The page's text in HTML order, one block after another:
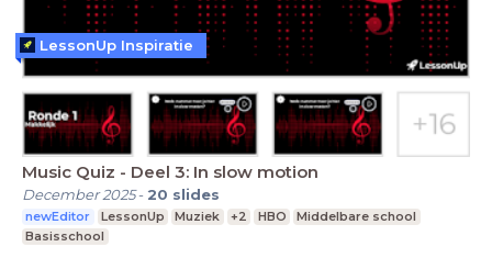
Music Quiz - Deel 3: In slow motion
December 2025- 20 slides
newEditor LessonUp Muziek +2 HBO
Middelbare school
Basisschool
LessonUp Inspiratie